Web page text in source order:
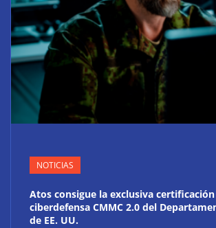
NOTICIAS
Atos consigue la exclusiva
ciberdefensa CMMC 2.0 del
de EE. UU.